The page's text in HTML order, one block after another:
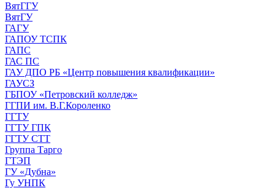
ВятГГУ
ВятГУ
ГАГУ
ГАПОУ ТСПК
ГАПС
ГАС ПС
ГАУ ДПО РБ «Центр повышения квалификации»
ГАУСЗ
ГБПОУ «Петровский колледж»
ГГПИ им. В.Г.Короленко
ГГТУ
ГГТУ ГПК
ГГТУ СТТ
Группа Тарго
ГТЭП
ГУ «Дубна»
Гу УНПК